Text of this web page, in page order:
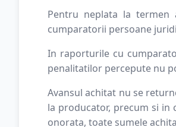
Pentru neplata la termen
cumparatorii persoane
In raporturile cu
penalitatilor percepute nu
Avansul achitat nu se
la producator, precum si in
onorata, toate sumele